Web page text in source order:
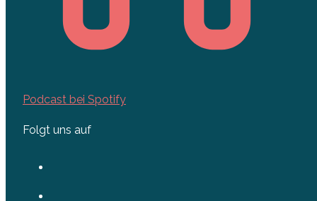
Podcast bei Spotify
Folgt uns auf